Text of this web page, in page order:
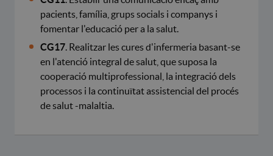
pacients, família, grups socials i companys i
fomentar l'educació per a la salut.
CG17 . Realitzar les cures d'infermeria basant-se
en l'atenció integral de salut, que suposa la
cooperació multiprofessional, la integració dels
processos i la continuïtat assistencial del procés
de salut -malaltia.